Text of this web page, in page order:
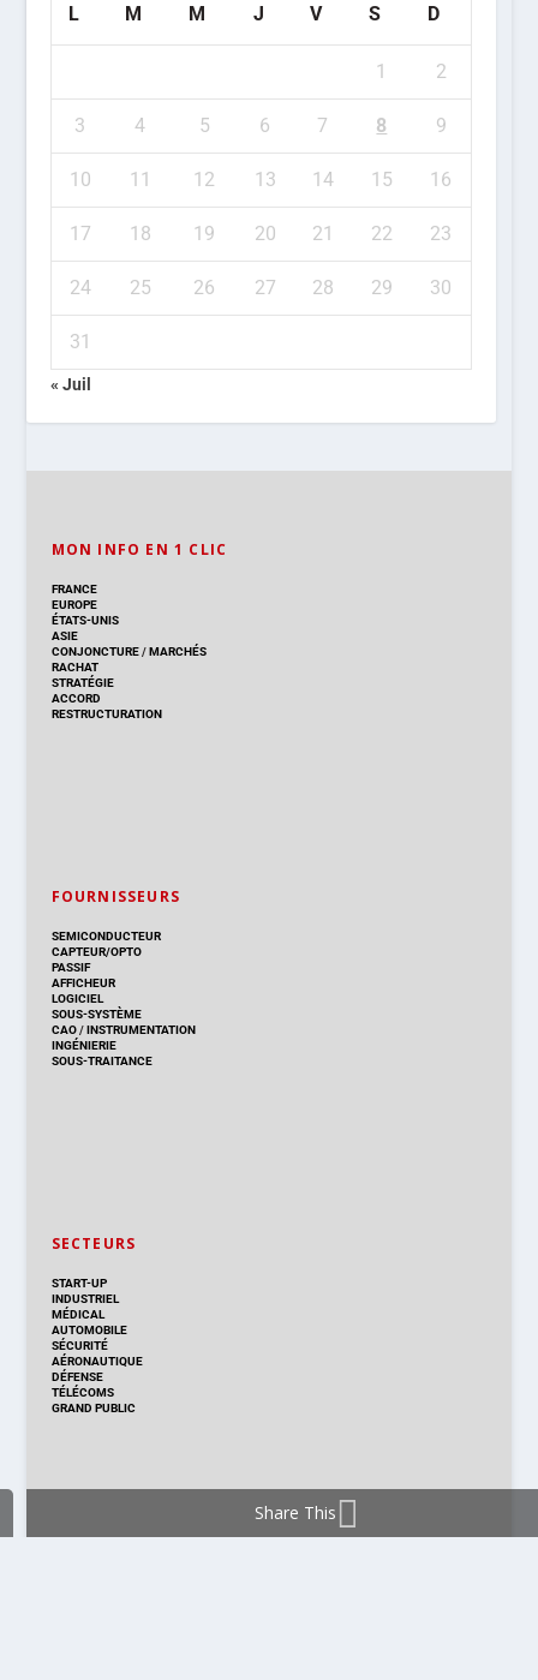
L M M J V S D
1 2
3 4 5 6 7 8 9
10 11 12 13 14 15 16
17 18 19 20 21 22 23
24 25 26 27 28 29 30
31
« Juil
MON INFO EN 1 CLIC
FRANCE
EUROPE
ÉTATS-UNIS
ASIE
CONJONCTURE/MARCHÉS
RACHAT
STRATÉGIE
ACCORD
RESTRUCTURATION
FOURNISSEURS
SEMICONDUCTEUR
CAPTEUR/OPTO
PASSIF
AFFICHEUR
LOGICIEL
SOUS-SYSTÈME
CAO/INSTRUMENTATION
INGÉNIERIE
SOUS-TRAITANCE
SECTEURS
START-UP
INDUSTRIEL
MÉDICAL
AUTOMOBILE
SÉCURITÉ
AÉRONAUTIQUE
DÉFENSE
TÉLÉCOMS
GRAND PUBLIC
Share This